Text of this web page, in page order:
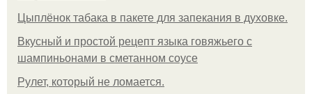
Цыплёнок табака в пакете для запекания в духовке.
Вкусный и простой рецепт языка говяжьего с
шампиньонами в сметанном соусе
Рулет, который не ломается.